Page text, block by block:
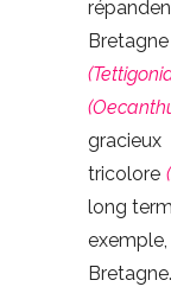
tricolore
long
exemple,